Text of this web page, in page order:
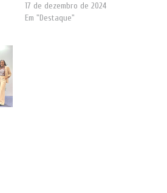
17 de dezembro de 2024
Em "Destaque"